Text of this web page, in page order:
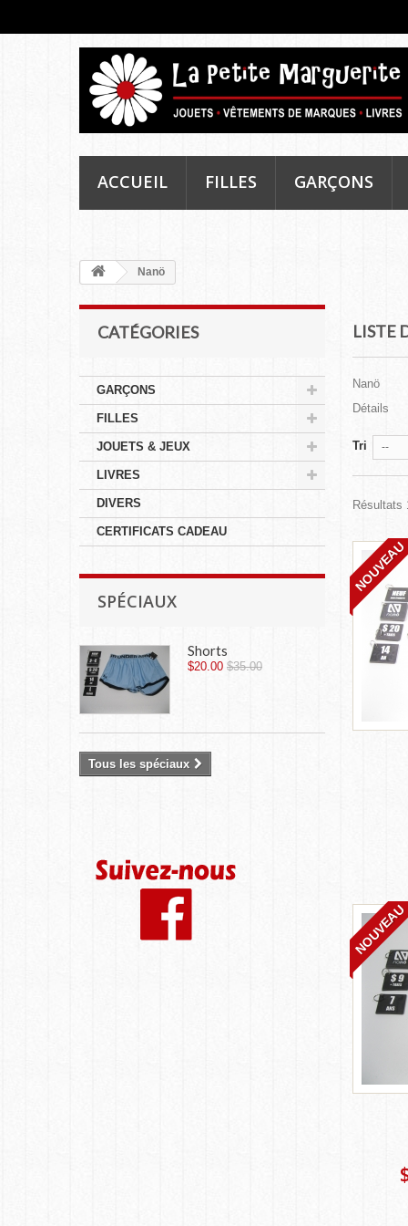
ACCUEIL FILLES GARÇONS
Nanö
CATÉGORIES
GARÇONS
FILLES
JOUETS & JEUX
LIVRES
DIVERS
CERTIFICATS CADEAU
SPÉCIAUX
Shorts
$20.00 $35.00
Tous les spéciaux
LISTE
Nanö
Détails
Tri --
Résultats
NOUVEAU
NOUVEAU